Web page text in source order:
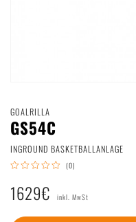
GOALRILLA
GS54C
INGROUND BASKETBALLANLAGE
(0)
1629€ inkl. MwSt